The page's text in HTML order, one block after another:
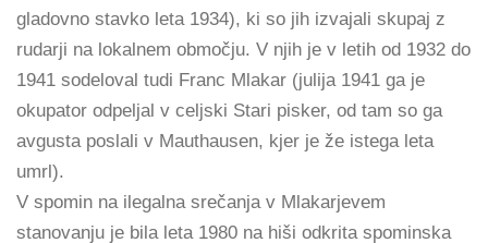
gladovno stavko leta 1934), ki so jih izvajali skupaj z
rudarji na lokalnem območju. V njih je v letih od 1932 do
1941 sodeloval tudi Franc Mlakar (julija 1941 ga je
okupator odpeljal v celjski Stari pisker, od tam so ga
avgusta poslali v Mauthausen, kjer je že istega leta
umrl).
V spomin na ilegalna srečanja v Mlakarjevem
stanovanju je bila leta 1980 na hiši odkrita spominska